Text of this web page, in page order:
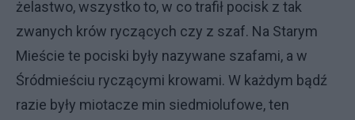
żelastwo, wszystko to, w co trafił pocisk z tak
zwanych krów ryczących czy z szaf. Na Starym
Mieście te pociski były nazywane szafami, a w
Śródmieściu ryczącymi krowami. W każdym bądź
razie były miotacze min siedmiolufowe, ten